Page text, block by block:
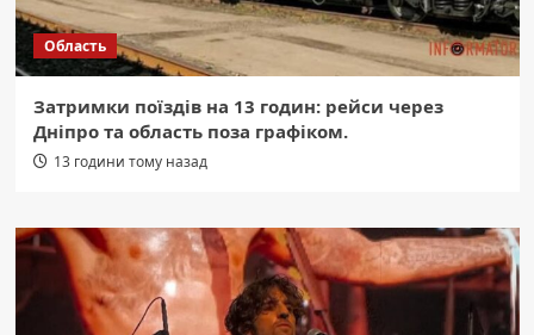
Область
Затримки поїздів на 13 годин: рейси через
Дніпро та область поза графіком.
13 години тому назад